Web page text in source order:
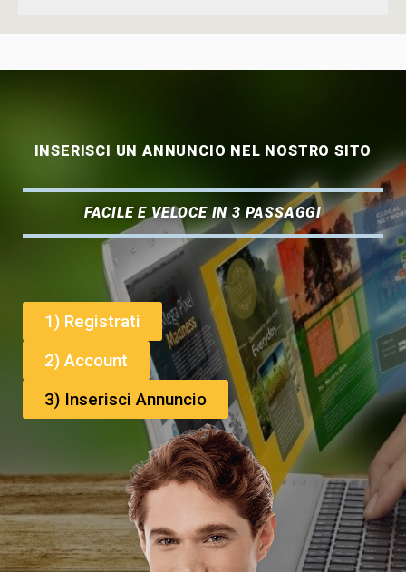
INSERISCI UN ANNUNCIO NEL NOSTRO SITO
FACILE E VELOCE IN 3 PASSAGGI
1) Registrati
2) Account
3) Inserisci Annuncio